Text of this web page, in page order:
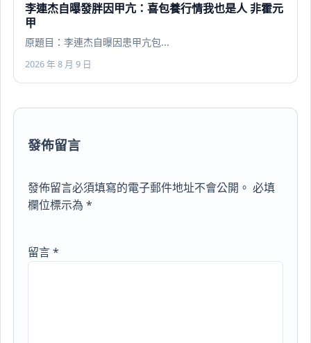
李連杰自曝發胖因甲亢：喜包養行情我也是人 非霍元
甲
原題目：李連杰自曝因患甲亢包...
2026 年 8 月 9 日
發佈留言
發佈留言必須填寫的電子郵件地址不會公開。 必填
欄位標示為*
留言*